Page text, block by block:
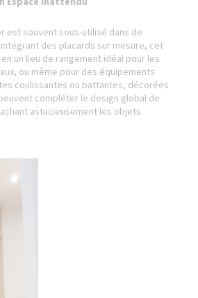
est souvent sous-utilisé dans de
des placards sur mesure, cet
un lieu de rangement idéal pour les
ou même pour des équipements
coulissantes ou battantes, décorées
compléter le design global de
astucieusement les objets